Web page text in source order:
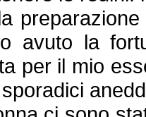
avuto la
per il mio